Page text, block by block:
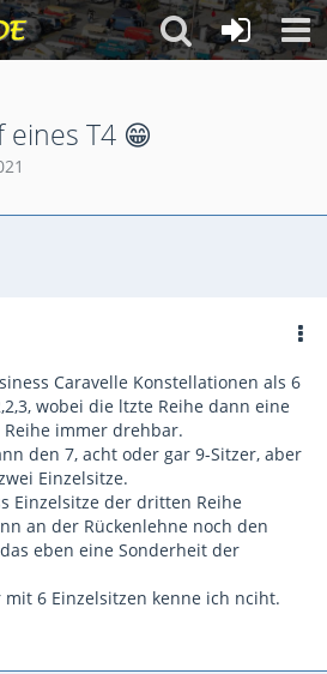
eines T4 😁
Caravelle Konstellationen als 6
wobei die ltzte Reihe dann eine
immer drehbar.
den 7, acht oder gar 9-Sitzer, aber
Einzelsitze.
Einzelsitze der dritten Reihe
an der Rückenlehne noch den
eben eine Sonderheit der
mit 6 Einzelsitzen kenne ich nciht.